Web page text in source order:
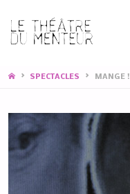
HOMESPECTACLES MANGE !